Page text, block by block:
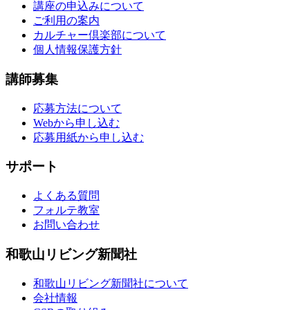
講座の申込みについて
ご利用の案内
カルチャー倶楽部について
個人情報保護方針
講師募集
応募方法について
Webから申し込む
応募用紙から申し込む
サポート
よくある質問
フォルテ教室
お問い合わせ
和歌山リビング新聞社
和歌山リビング新聞社について
会社情報